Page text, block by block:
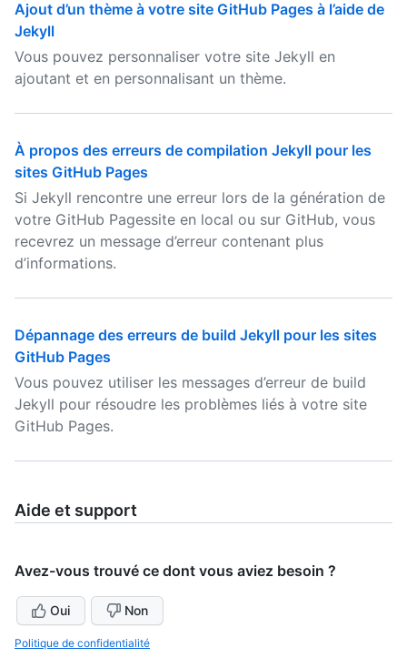
Ajout d’un thème à votre site GitHub Pages à l’aide de
Jekyll
Vous pouvez personnaliser votre site Jekyll en
ajoutant et en personnalisant un thème.
À propos des erreurs de compilation Jekyll pour les
sites GitHub Pages
Si Jekyll rencontre une erreur lors de la génération de
votre GitHub Pagessite en local ou sur GitHub, vous
recevrez un message d’erreur contenant plus
d’informations.
Dépannage des erreurs de build Jekyll pour les sites
GitHub Pages
Vous pouvez utiliser les messages d’erreur de build
Jekyll pour résoudre les problèmes liés à votre site
GitHub Pages.
Aide et support
Avez-vous trouvé ce dont vous aviez besoin ?
Oui Non
Politique de confidentialité